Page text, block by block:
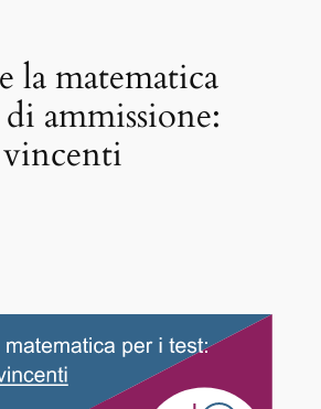
la matematica
ammissione: